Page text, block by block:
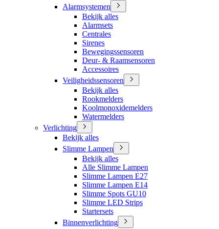
Alarmsystemen
Bekijk alles
Alarmsets
Centrales
Sirenes
Bewegingssensoren
Deur- & Raamsensoren
Accessoires
Veiligheidssensoren
Bekijk alles
Rookmelders
Koolmonoxidemelders
Watermelders
Verlichting
Bekijk alles
Slimme Lampen
Bekijk alles
Alle Slimme Lampen
Slimme Lampen E27
Slimme Lampen E14
Slimme Spots GU10
Slimme LED Strips
Startersets
Binnenverlichting